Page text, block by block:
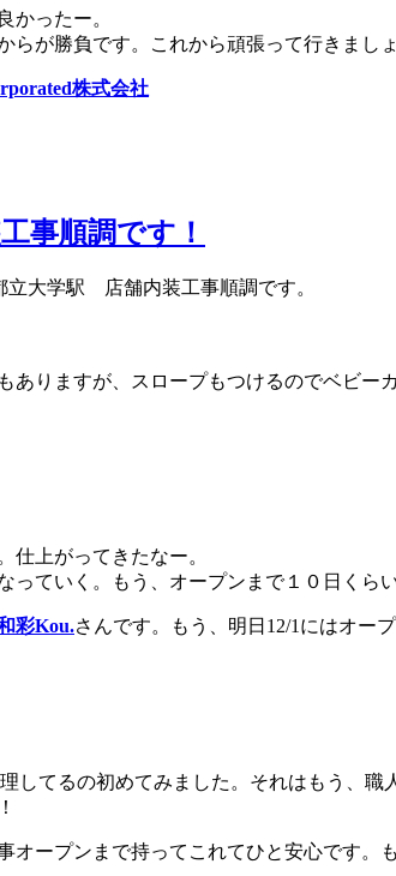
かったー。
らが勝負です。これから頑張って行きましょ
株式会社
事順調です！
大学駅 店舗内装工事順調です。
ありますが、スロープもつけるのでベビー
仕上がってきたなー。
っていく。もう、オープンまで１０日くら
彩Kou.さんです。もう、明日12/1にはオー
してるの初めてみました。それはもう、
オープンまで持ってこれてひと安心です